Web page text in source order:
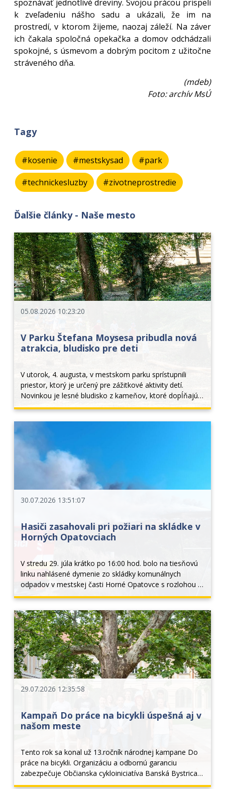
spoznávať jednotlivé dreviny. Svojou prácou prispeli
k zveľadeniu nášho sadu a ukázali, že im na
prostredí, v ktorom žijeme, naozaj záleží. Na záver
ich čakala spoločná opekačka a domov odchádzali
spokojné, s úsmevom a dobrým pocitom z užitočne
stráveného dňa.
(mdeb)
Foto: archív MsÚ
Tagy
#kosenie #mestskysad #park
#technickesluzby #zivotneprostredie
Ďalšie články - Naše mesto
05.08.2026 10:23:20
V Parku Štefana Moysesa pribudla nová
atrakcia, bludisko pre deti
V utorok, 4. augusta, v mestskom parku sprístupnili
priestor, ktorý je určený pre zážitkové aktivity detí.
Novinkou je lesné bludisko z kameňov, ktoré dopĺňajú
drevené prvky z guľatiny a rôzne drevené lavičky, na
30.07.2026 13:51:07
Hasiči zasahovali pri požiari na skládke v
Horných Opatovciach
V stredu 29. júla krátko po 16:00 hod. bolo na tiesňovú
linku nahlásené dymenie zo skládky komunálnych
odpadov v mestskej časti Horné Opatovce s rozlohou 4
x 4 metre. Prieskumom veliteľa zásahu bolo na mieste
29.07.2026 12:35:58
Kampaň Do práce na bicykli úspešná aj v
našom meste
Tento rok sa konal už 13.ročník národnej kampane Do
práce na bicykli. Organizáciu a odbornú garanciu
zabezpečuje Občianska cykloiniciatíva Banská Bystrica,
hlavným vyhlasovateľom je národný cyklokoordinátor